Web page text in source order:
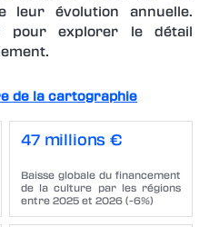
leur évolution annuelle.
pour explorer le détail
de la cartographie
47 millions €
Baisse globale du financement
de la culture par les régions
entre 2025 et 2026 (-6%)